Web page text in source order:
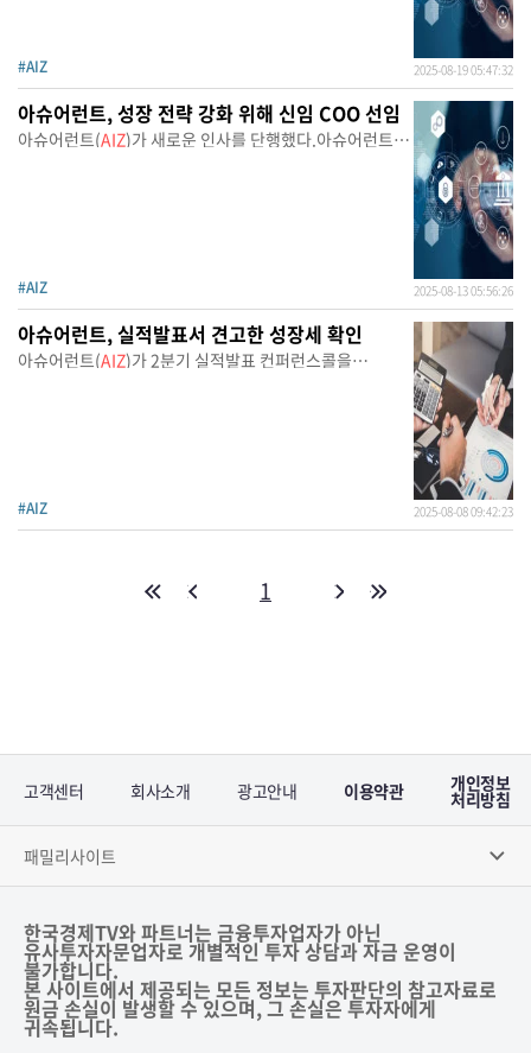
#AIZ 2025-08-19 05:47:32
아슈어런트, 성장 전략 강화 위해 신임 COO 선임
아슈어런트(AIZ)가 새로운 인사를 단행했다.아슈어런트는
#AIZ 2025-08-13 05:56:26
아슈어런트, 실적발표서 견고한 성장세 확인
아슈어런트(AIZ)가 2분기 실적발표 컨퍼런스콜을
#AIZ 2025-08-08 09:42:23
1
고객센터 회사소개 광고안내 이용약관 개인정보
처리방침
패밀리사이트
한국경제TV와 파트너는 금융투자업자가 아닌
유사투자자문업자로 개별적인 투자 상담과 자금 운영이
불가합니다.
본 사이트에서 제공되는 모든 정보는 투자판단의 참고자료로
원금 손실이 발생할 수 있으며, 그 손실은 투자자에게
귀속됩니다.